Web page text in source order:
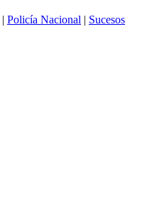
| Policía Nacional | Sucesos